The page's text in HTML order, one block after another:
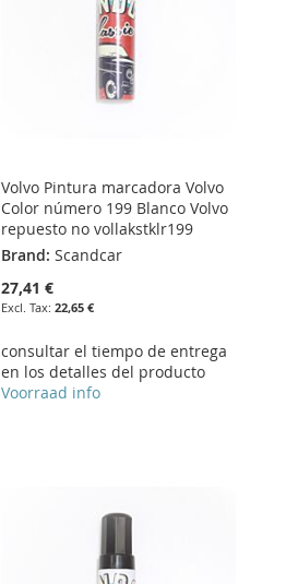
Volvo Pintura marcadora Volvo
Color número 199 Blanco Volvo
repuesto no vollakstklr199
Brand: Scandcar
27,41 €
22,65 €
consultar el tiempo de entrega
en los detalles del producto
Voorraad info